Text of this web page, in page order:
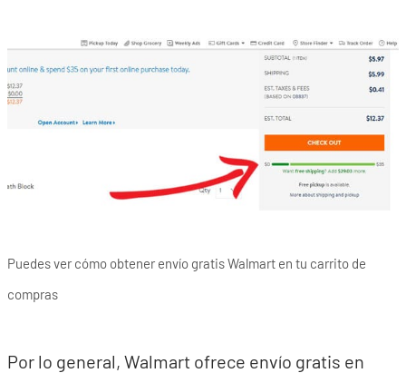
Puedes ver cómo obtener envío gratis Walmart en tu carrito de
compras
Por lo general, Walmart ofrece envío gratis en